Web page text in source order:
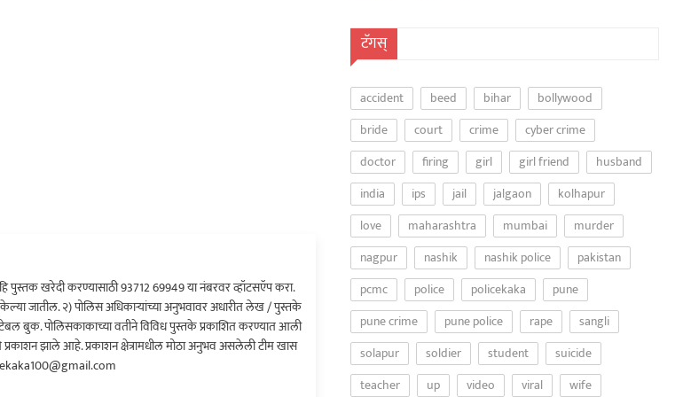
पुस्तक खरेदी करण्यासाठी 93712 69949 या नंबरवर व्हॉटसऍप करा.
केल्या जातील. २) पोलिस अधिकाऱ्यांच्या अनुभवावर अधारीत लेख / पुस्तके
टेबल बुक. पोलिसकाकाच्या वतीने विविध पुस्तके प्रकाशित करण्यात आली
झाले आहे. प्रकाशन क्षेत्रामधील मोठा अनुभव असलेली टीम खास
टॅगस्
accident beed bihar
bollywood
bride
court crime
cyber crime
doctor
firing girl girl friend
husband
india
ips jail jalgaon
kolhapur
love
maharashtra mumbai
murder
nagpur
nashik nashik police
pakistan
pcmc
police policekaka
pune
pune crime
pune police rape
sangli
solapur
soldier student
suicide
teacher
up video viral wife